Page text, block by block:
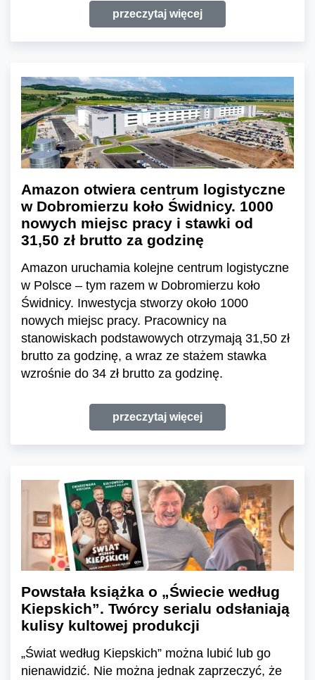
przeczytaj więcej
Amazon otwiera centrum logistyczne
w Dobromierzu koło Świdnicy. 1000
nowych miejsc pracy i stawki od
31,50 zł brutto za godzinę
Amazon uruchamia kolejne centrum logistyczne
w Polsce – tym razem w Dobromierzu koło
Świdnicy. Inwestycja stworzy około 1000
nowych miejsc pracy. Pracownicy na
stanowiskach podstawowych otrzymają 31,50 zł
brutto za godzinę, a wraz ze stażem stawka
wzrośnie do 34 zł brutto za godzinę.
przeczytaj więcej
Powstała książka o „Świecie według
Kiepskich”. Twórcy serialu odsłaniają
kulisy kultowej produkcji
„Świat według Kiepskich” można lubić lub go
nienawidzić. Nie można jednak zaprzeczyć, że